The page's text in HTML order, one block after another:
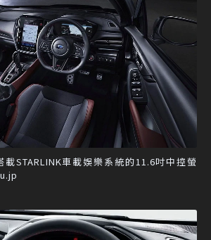
載STARLINK車載娛樂系統的11.6吋中控螢